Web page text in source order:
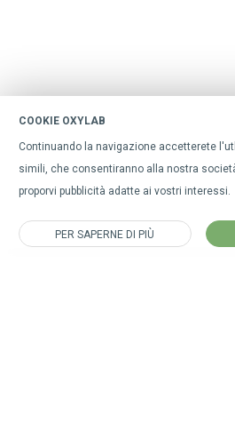
COOKIE OXYLAB
Continuando la navigazione accetterete
simili, che consentiranno alla nostra
proporvi pubblicità adatte ai vostri interessi.
PER SAPERNE DI PIÙ